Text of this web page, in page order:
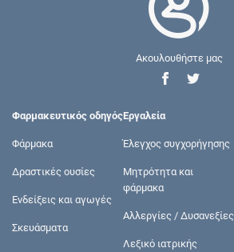
Ακουλουθήστε μας
Φαρμακευτικός οδηγός
Φάρμακα
Δραστικές ουσίες
Ενδείξεις και αγωγές
Σκευάσματα
Εργαλεία
Έλεγχος συγχορήγησης
Μητρότητα και
φάρμακα
Αλλεργίες / Δυσανεξίες
Λεξικό ιατρικής